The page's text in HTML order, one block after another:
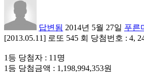
답변됨 2014년 5월 27일 푸른
[2013.05.11] 로또 545 회 당첨번호 : 4,
1등 당첨자 : 11명
1등 당첨금액 : 1,198,994,353원